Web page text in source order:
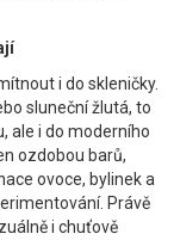
i do skleničky.
sluneční žlutá, to
ale i do moderního
ozdobou barů,
ovoce, bylinek a
Právě
i chuťově